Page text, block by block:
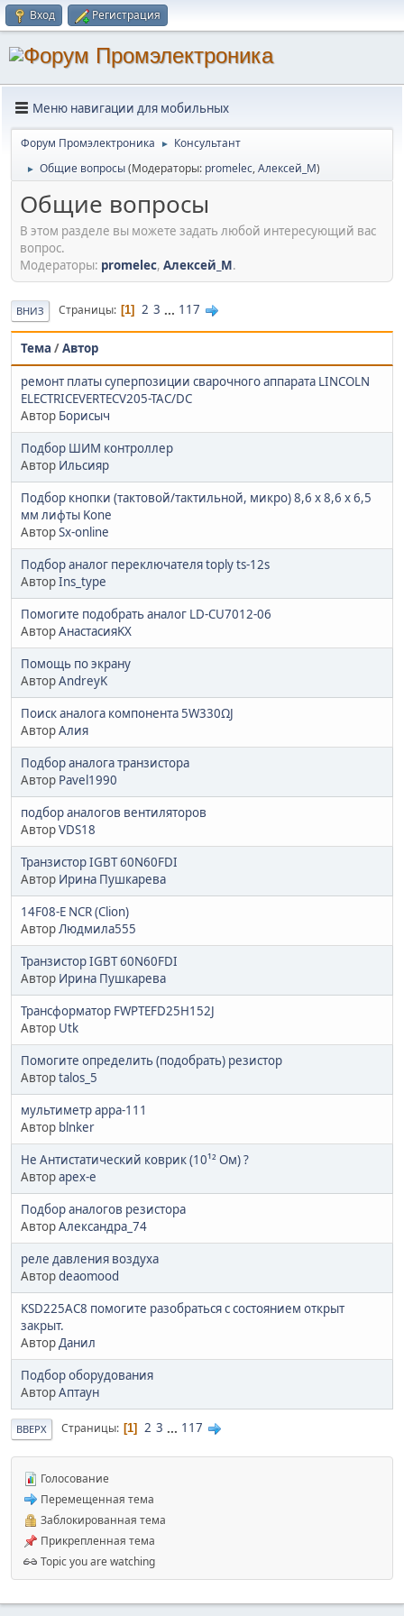
Вход Регистрация
Меню навигации для мобильных
Форум Промэлектроника ► Консультант
► Общие вопросы(Модераторы: promelec,Алексей_М)
Общие вопросы
В этом разделе вы можете задать любой интересующий вас
вопрос.
Модераторы: promelec, Алексей_М.
ВНИЗ Страницы 1 2 3 ... 117
Тема /Автор
ремонт платы суперпозиции сварочного аппарата LINCOLN
ELECTRICEVERTECV205-TAC/DC
Автор Борисыч
Подбор ШИМ контроллер
Автор Ильсияр
Подбор кнопки (тактовой/тактильной, микро) 8,6 х 8,6 х 6,5
мм лифты Kone
АвторSx-online
Подбор аналог переключателя toply ts-12s
АвторIns_type
Помогите подобрать аналог LD-CU7012-06
АвторАнастасияKX
Помощь по экрану
АвторAndreyK
Поиск аналога компонента 5W330ΩJ
АвторАлия
Подбор аналога транзистора
Автор Pavel1990
подбор аналогов вентиляторов
АвторVDS18
Транзистор IGBT 60N60FDI
Автор Ирина Пушкарева
14F08-E NCR (Clion)
Автор Людмила555
Транзистор IGBT 60N60FDI
Автор Ирина Пушкарева
Трансформатор FWPTEFD25H152J
Автор Utk
Помогите определить (подобрать) резистор
Авторtalos_5
мультиметр арра-111
Автор blnker
Не Антистатический коврик (10¹² Ом) ?
Авторapex-e
Подбор аналогов резистора
АвторАлександра_74
реле давления воздуха
Авторdeaomood
KSD225AC8 помогите разобраться с состоянием открыт
закрыт.
Автор Данил
Подбор оборудования
АвторАптаун
ВВЕРХ Страницы 1 2 3 ... 117
Голосование
Перемещенная тема
Заблокированная тема
Прикрепленная тема
Topic you are watching